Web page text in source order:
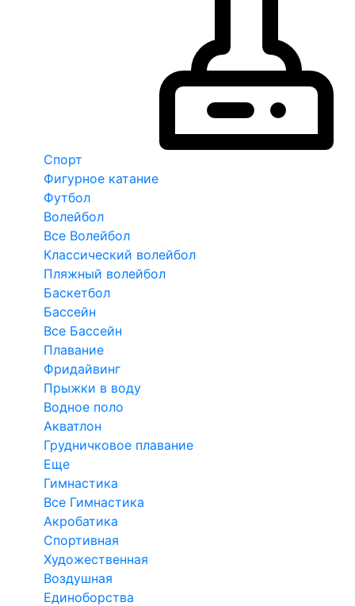
Спорт
Фигурное катание
Футбол
Волейбол
Все Волейбол
Классический волейбол
Пляжный волейбол
Баскетбол
Бассейн
Все Бассейн
Плавание
Фридайвинг
Прыжки в воду
Водное поло
Акватлон
Грудничковое плавание
Еще
Гимнастика
Все Гимнастика
Акробатика
Спортивная
Художественная
Воздушная
Единоборства